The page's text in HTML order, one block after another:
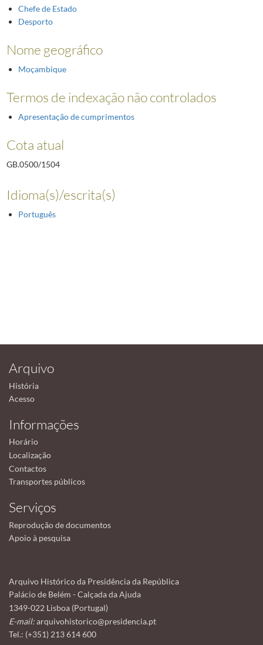
Chefe de Estado
Desporto
Nome geográfico
Moçambique
Termos de indexação não controlados
Apresentação de cumprimentos
Cota atual
GB.0500/1504
Idioma(s)/escrita(s)
Português
Arquivo
História
Acesso
Informações
Horário
Localização
Contactos
Transportes públicos
Serviços
Reprodução de documentos
Apoio à pesquisa
Arquivo Histórico da Presidência da República
Palácio de Belém - Calçada da Ajuda
1349-022 Lisboa (Portugal)
E-mail:arquivohistorico@presidencia.pt
Tel.: (+351) 213 614 600